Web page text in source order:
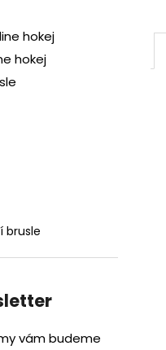
hokej
hokej
brusle
vám budeme